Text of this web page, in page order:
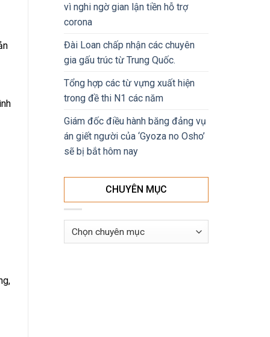
vì nghi ngờ gian lận tiền hỗ trợ
corona
Đài Loan chấp nhận các chuyên
gia gấu trúc từ Trung Quốc.
Tổng hợp các từ vựng xuất hiện
trong đề thi N1 các năm
Giám đốc điều hành băng đảng vụ
án giết người của ‘Gyoza no Osho’
sẽ bị bắt hôm nay
CHUYÊN MỤC
Chuyên